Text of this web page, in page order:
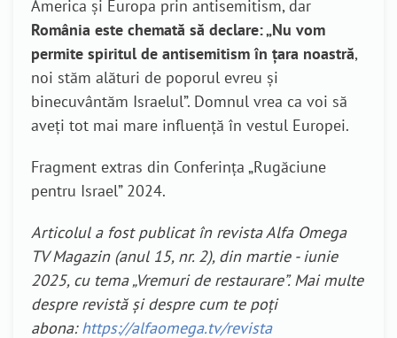
America și Europa prin antisemitism, dar
România este chemată să declare: „Nu vom
permite spiritul de antisemitism în țara noastră,
noi stăm alături de poporul evreu și
binecuvântăm Israelul”. Domnul vrea ca voi să
aveți tot mai mare influență în vestul Europei.
Fragment extras din Conferința „Rugăciune
pentru Israel” 2024.
Articolul a fost publicat în revista Alfa Omega
TV Magazin (anul 15, nr. 2), din martie - iunie
2025, cu tema „Vremuri de restaurare”. Mai multe
despre revistă și despre cum te poți
abona:https://alfaomega.tv/revista